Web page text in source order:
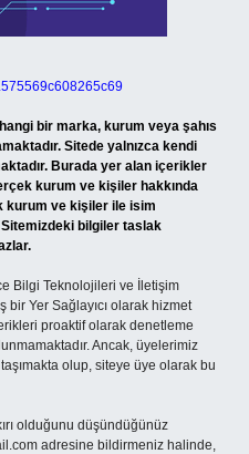
bir marka, kurum veya şahıs
Sitede yalnızca kendi
Burada yer alan içerikler
kurum ve kişiler hakkında
kurum ve kişiler ile isim
bilgiler taslak
Bilgi Teknolojileri ve İletişim
bir Yer Sağlayıcı olarak hizmet
proaktif olarak denetleme
Ancak, üyelerimiz
olup, siteye üye olarak bu
olduğunu düşündüğünüz
adresine bildirmeniz halinde,